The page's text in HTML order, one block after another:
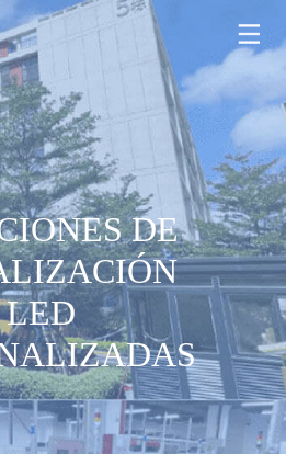
DE
LED
LED PERSONALIZADAS